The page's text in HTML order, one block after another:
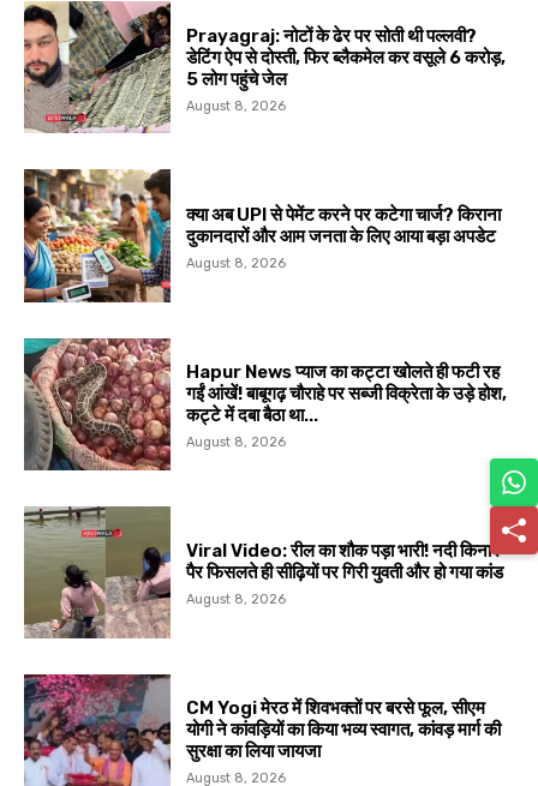
Prayagraj: नोटों के ढेर पर सोती थी पल्लवी?
डेटिंग ऐप से दोस्ती, फिर ब्लैकमेल कर वसूले ₹6 करोड़,
5 लोग पहुंचे जेल
August 8, 2026
क्या अब UPI से पेमेंट करने पर कटेगा चार्ज? किराना
दुकानदारों और आम जनता के लिए आया बड़ा अपडेट
August 8, 2026
Hapur News प्याज का कट्टा खोलते ही फटी रह
गईं आंखें! बाबूगढ़ चौराहे पर सब्जी विक्रेता के उड़े होश,
कट्टे में दबा बैठा था...
August 8, 2026
Viral Video: रील का शौक पड़ा भारी! नदी किनारे
पैर फिसलते ही सीढ़ियों पर गिरी युवती और हो गया कांड
August 8, 2026
CM Yogi मेरठ में शिवभक्तों पर बरसे फूल, सीएम
योगी ने कांवड़ियों का किया भव्य स्वागत, कांवड़ मार्ग की
सुरक्षा का लिया जायजा
August 8, 2026